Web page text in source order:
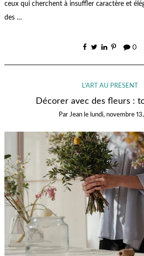
ceux qui cherchent à insuffler caractère et
des …
0
L'ART AU PRÉSENT
Décorer avec des fleurs :
Par Jean le lundi, novembre